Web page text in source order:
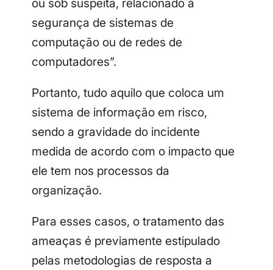
segurança de sistemas de
computação ou de redes de
computadores”.
Portanto, tudo aquilo que coloca um
sistema de informação em risco,
sendo a gravidade do incidente
medida de acordo com o impacto que
ele tem nos processos da
organização.
Para esses casos, o tratamento das
ameaças é previamente estipulado
pelas metodologias de resposta a